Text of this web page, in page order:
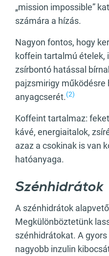
„mission impossible”
számára a hízás.
Nagyon fontos, hogy
koffein tartalmú ételek,
zsírbontó hatással
pajzsmirigy működésre
anyagcserét.(2)
Koffeint tartalmaz:
kávé, energiaitalok,
azaz a csokinak is van
hatóanyaga.
Szénhidrátok
A szénhidrátok
Megkülönböztetünk
szénhidrátokat. A
nagyobb inzulin